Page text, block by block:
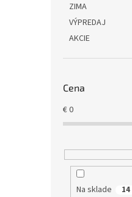
ZIMA
VÝPREDAJ
AKCIE
Cena
€0
Na sklade 14